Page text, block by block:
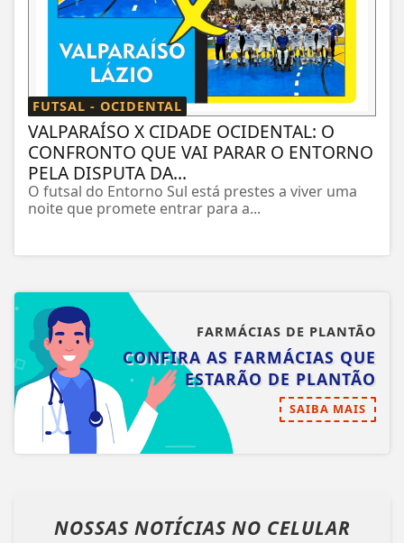
FUTSAL - OCIDENTAL
VALPARAÍSO X CIDADE OCIDENTAL: O
CONFRONTO QUE VAI PARAR O ENTORNO
PELA DISPUTA DA...
O futsal do Entorno Sul está prestes a viver uma
noite que promete entrar para a...
FARMÁCIAS DE PLANTÃO
CONFIRA AS FARMÁCIAS QUE
ESTARÃO DE PLANTÃO
SAIBA MAIS
NOSSAS NOTÍCIAS NO CELULAR